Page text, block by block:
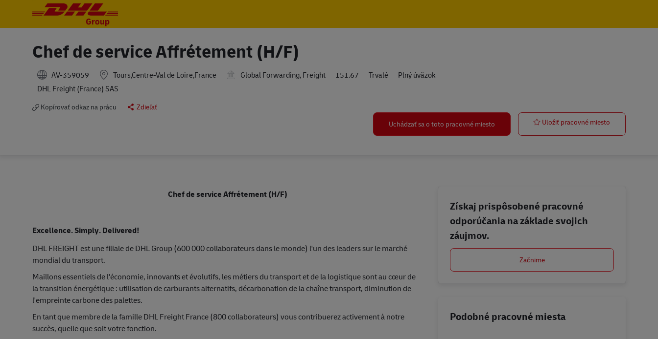
Chef de service Affrétement (H/F)
AV-359059 Tours,Centre-Val de Loire,France Global Forwarding, Freight 151.67 Trvalé
Plný úväzok
DHL Freight (France) SAS
Kopírovať odkaz na prácu
Zdieľať
Uchádzať sa o toto pracovné miesto
Uložiť pracovné miesto
Chef de service Affrétement (H/F)
Excellence. Simply. Delivered!
DHL FREIGHT est une filiale de DHL Group (600 000 collaborateurs dans le monde) l'un des leaders sur le marché
mondial du transport.
Maillons essentiels de l'économie, innovants et évolutifs, les métiers du transport et de la logistique sont au cœur de
la transition énergétique : utilisation de carburants alternatifs, décarbonation de la chaîne transport, diminution de
l'empreinte carbone des palettes.
En tant que membre de la famille DHL Freight France (800 collaborateurs) vous contribuerez activement à notre
succès, quelle que soit votre fonction.
Získaj prispôsobené pracovné
odporúčania na základe svojich
záujmov.
Začnime
Podobné pracovné miesta